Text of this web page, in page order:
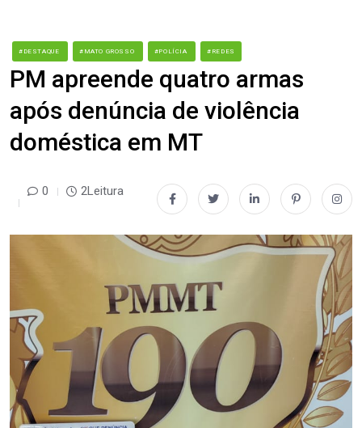
#DESTAQUE #MATO GROSSO #POLÍCIA #REDES
PM apreende quatro armas
após denúncia de violência
doméstica em MT
0 2Leitura